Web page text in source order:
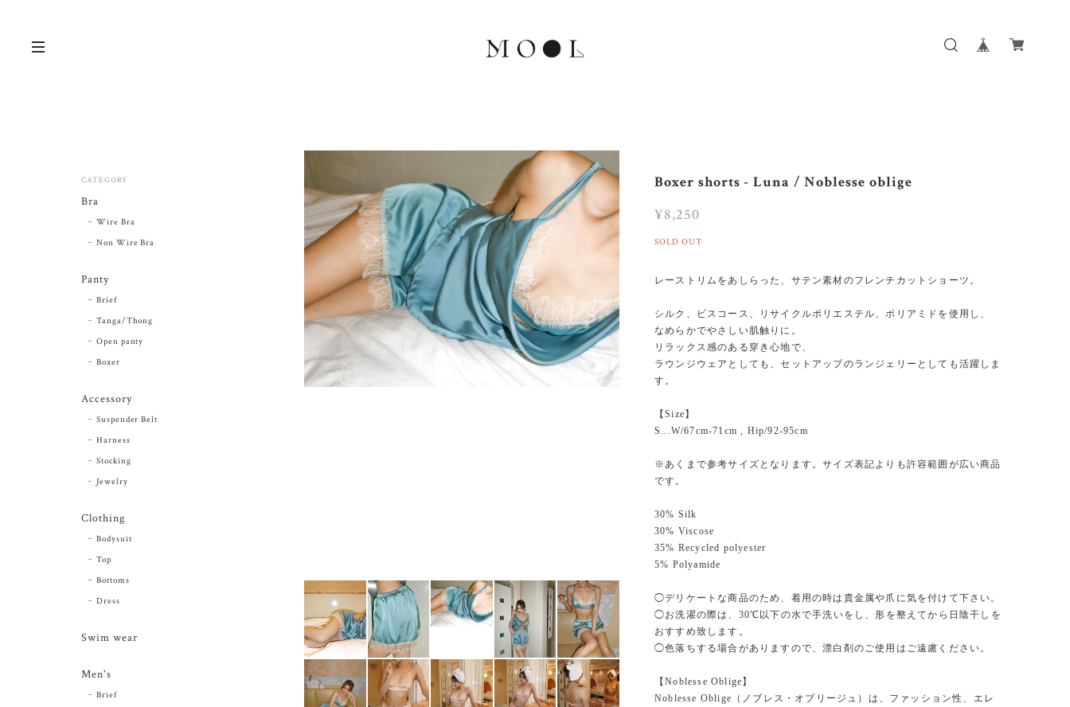
Boxer shorts - Luna / Noblesse oblige
¥8,250
SOLD OUT
レーストリムをあしらった、サテン素材のフレンチカットショーツ。
シルク、ビスコース、リサイクルポリエステル、ポリアミドを使用し、
なめらかでやさしい肌触りに。
リラックス感のある穿き心地で、
ラウンジウェアとしても、セットアップのランジェリーとしても活躍しま
す。
【Size】
S...W/67cm-71cm , Hip/92-95cm
※あくまで参考サイズとなります。サイズ表記よりも許容範囲が広い商品
です。
30% Silk
30% Viscose
35% Recycled polyester
5% Polyamide
◯デリケートな商品のため、着用の時は貴金属や爪に気を付けて下さい。
◯お洗濯の際は、30℃以下の水で手洗いをし、形を整えてから日陰干しを
おすすめ致します。
◯色落ちする場合がありますので、漂白剤のご使用はご遠慮ください。
【Noblesse Oblige】
Noblesse Oblige（ノブレス・オブリージュ）は、ファッション性、エレ
CATEGORY
Bra
Wire Bra
Non Wire Bra
Panty
Brief
Tanga/Thong
Open panty
Boxer
Accessory
Suspender Belt
Harness
Stocking
Jewelry
Clothing
Bodysuit
Top
Bottoms
Dress
Swim wear
Men's
Brief